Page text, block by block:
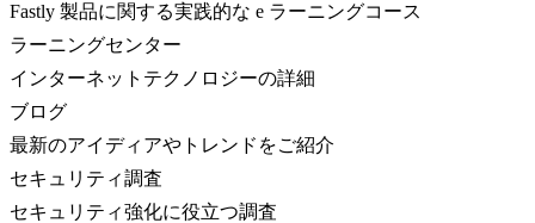
Fastly 製品に関する実践的な e ラーニングコース
ラーニングセンター
インターネットテクノロジーの詳細
ブログ
最新のアイディアやトレンドをご紹介
セキュリティ調査
セキュリティ強化に役立つ調査